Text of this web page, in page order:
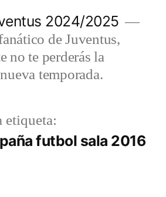
2024/2025
de Juventus,
no te perderás la
temporada.
futbol sala 2016